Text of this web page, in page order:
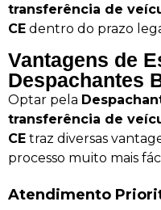
transferência de
CE dentro do prazo
Vantagens de
Despachantes
Optar pela
transferência de
CE traz diversas
processo muito mais
Atendimento